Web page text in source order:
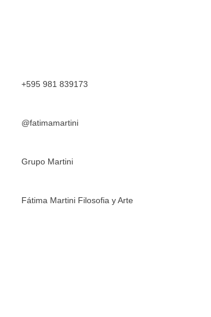
+595 981 839173
@fatimamartini
Grupo Martini
Fátima Martini Filosofia y Arte